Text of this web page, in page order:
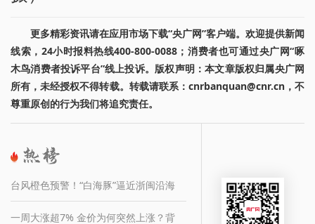
更多精彩资讯请在应用市场下载“央广网”客户端。欢迎提供新闻
线索，24小时报料热线400-800-0088；消费者也可通过央广网“啄
木鸟消费者投诉平台”线上投诉。版权声明：本文章版权归属央广网
所有，未经授权不得转载。转载请联系：cnrbanquan@cnr.cn，不
尊重原创的行为我们将追究责任。
台风橙色预警！“白海豚”逼近浙闽沿海
一周大涨超7% 金价为何突然上涨？背